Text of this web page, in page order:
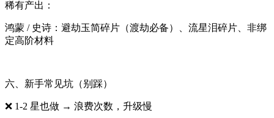
稀有产出：
鸿蒙 / 史诗：避劫玉简碎片（渡劫必备）、流星泪碎片、非绑
定高阶材料
六、新手常见坑（别踩）
❌ 1-2 星也做 → 浪费次数，升级慢